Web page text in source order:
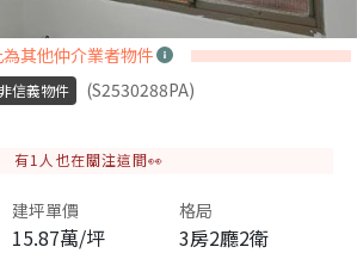
為其他仲介業者物件
信義物件
(S2530288PA)
有1 人也在關注這間👀
建坪單價
15.87萬/坪
格局
3房2廳2衛